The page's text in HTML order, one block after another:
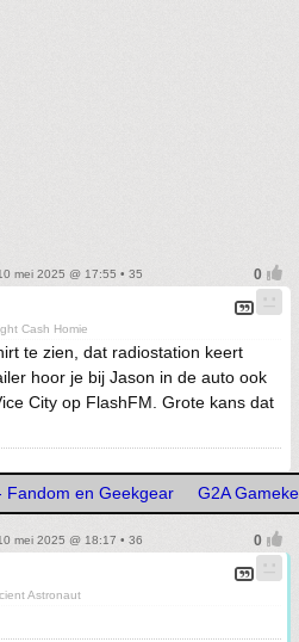
mei 2025 @ 17:55 • 35
Cash Homie
te zien, dat radiostation keert
hoor je bij Jason in de auto ook
City op FlashFM. Grote kans dat
Fandom en Geekgear G2A
mei 2025 @ 18:17 • 36
Astronaut